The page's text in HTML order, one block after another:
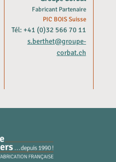
Fabricant Partenaire
PIC BOIS Suisse
Tél: +41 (0)32 566 70 11
s.berthet@groupe-
corbat.ch